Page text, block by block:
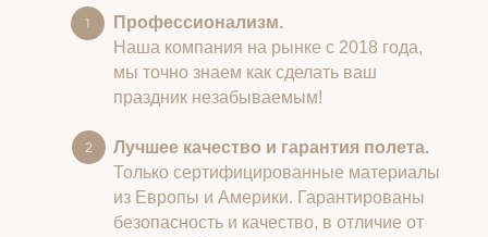
Профессионализм.
Наша компания на рынке с 2018 года,
мы точно знаем как сделать ваш
праздник незабываемым!
Лучшее качество и гарантия полета.
Только сертифицированные материалы
из Европы и Америки. Гарантированы
безопасность и качество, в отличие от